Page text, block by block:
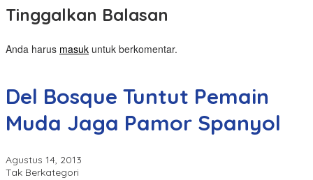
Tinggalkan Balasan
Anda harus masuk untuk berkomentar.
Del Bosque Tuntut Pemain
Muda Jaga Pamor Spanyol
Agustus 14, 2013
Tak Berkategori